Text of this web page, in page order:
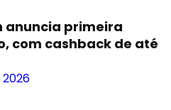
anuncia primeira
com cashback de até
2026